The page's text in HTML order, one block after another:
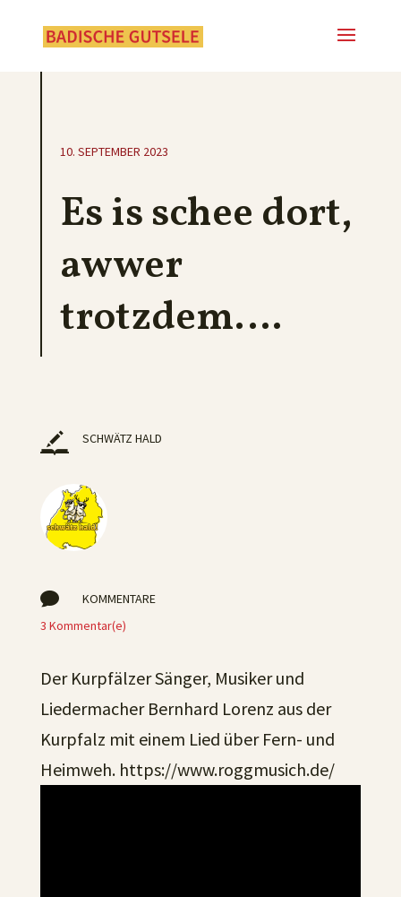
10. SEPTEMBER 2023
Es is schee dort,
awwer
trotzdem….
SCHWÄTZ HALD

KOMMENTARE
3 Kommentar(e)
Der Kurpfälzer Sänger, Musiker und
Liedermacher Bernhard Lorenz aus der
Kurpfalz mit einem Lied über Fern- und
Heimweh. https://www.roggmusich.de/